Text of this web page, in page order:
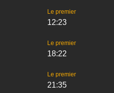
Le premier
12:23
Le premier
18:22
Le premier
21:35